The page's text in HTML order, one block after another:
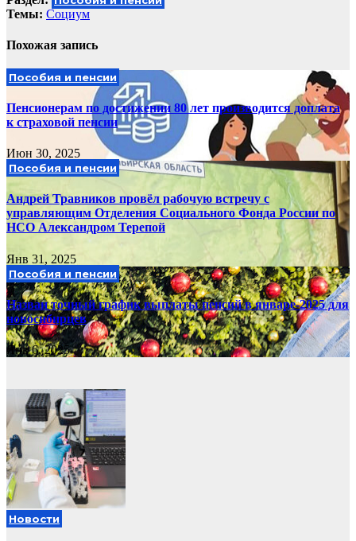
Темы: Социум
Похожая запись
Пособия и пенсии
Пенсионерам по достижении 80 лет производится доплата
к страховой пенсии
Июн 30, 2025
Пособия и пенсии
Андрей Травников провёл рабочую встречу с
управляющим Отделения Социального Фонда России по
НСО Александром Терепой
Янв 31, 2025
Пособия и пенсии
Назван точный график выплаты пенсий в январе-2025 для
новосибирцев
Янв 6, 2025
Новости